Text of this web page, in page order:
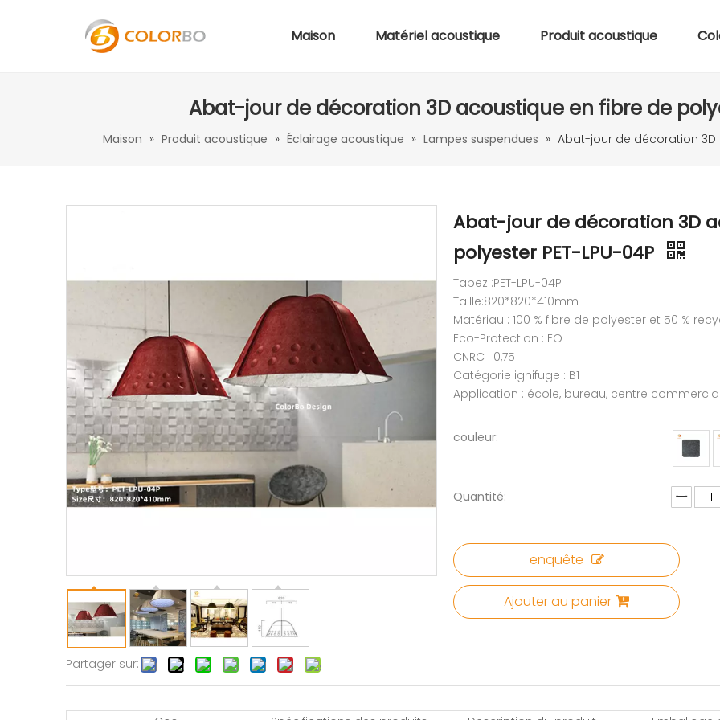
Maison Matériel acoustique Produit acoustique
Abat-jour de décoration 3D acoustique en fibre de
Maison » Produit acoustique » Éclairage acoustique » Lampes suspendues » Abat-jour de décoration 3D
Partager sur:
Abat-jour de décoration 3D
polyester PET-LPU-04P
Tapez :PET-LPU-04P
Taille:820*820*410mm
Matériau : 100 % fibre de polyester et 50 %
Eco-Protection : EO
CNRC : 0,75
Catégorie ignifuge : B1
Application : école, bureau, centre
couleur:
Quantité:
enquête
Ajouter au panier